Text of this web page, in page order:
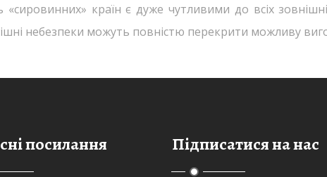
«сировинних» країн є дуже чутливими до всіх
небезпеки можуть повністю перекрити можливу
посилання Підписатися на нас